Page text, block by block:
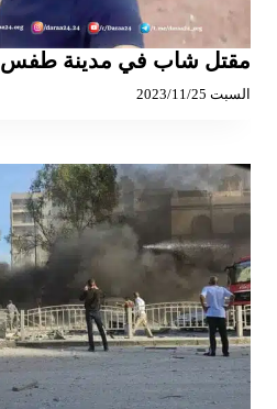
مقتل شاب في مدينة طفس
السبت 2023/11/25